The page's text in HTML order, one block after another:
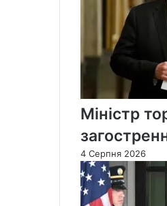
Міністр
4 Серпня 2026